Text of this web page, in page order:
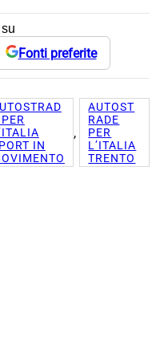
Fonti preferite
IN
,
AUTOST
RADE
PER
L’ITALIA
TRENTO